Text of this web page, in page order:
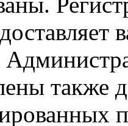
также